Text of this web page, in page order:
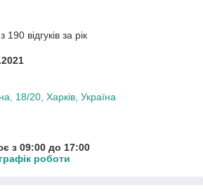
відгуків за рік
18/20, Харків, Україна
з 09:00 до 17:00
роботи